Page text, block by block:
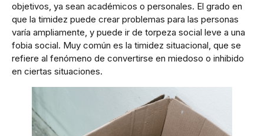
objetivos, ya sean académicos o personales. El grado en
que la timidez puede crear problemas para las personas
varía ampliamente, y puede ir de torpeza social leve a una
fobia social. Muy común es la timidez situacional, que se
refiere al fenómeno de convertirse en miedoso o inhibido
en ciertas situaciones.